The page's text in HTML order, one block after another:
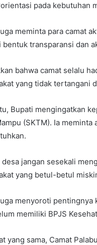
pada kebutuhan
meminta para camat
bentuk transparansi dan
bahwa camat selalu
yang tidak tertangani
Bupati mengingatkan
(SKTM). Ia
desa jangan sesekali
yang betul-betul
menyoroti pentingnya
memiliki BPJS
yang sama, Camat